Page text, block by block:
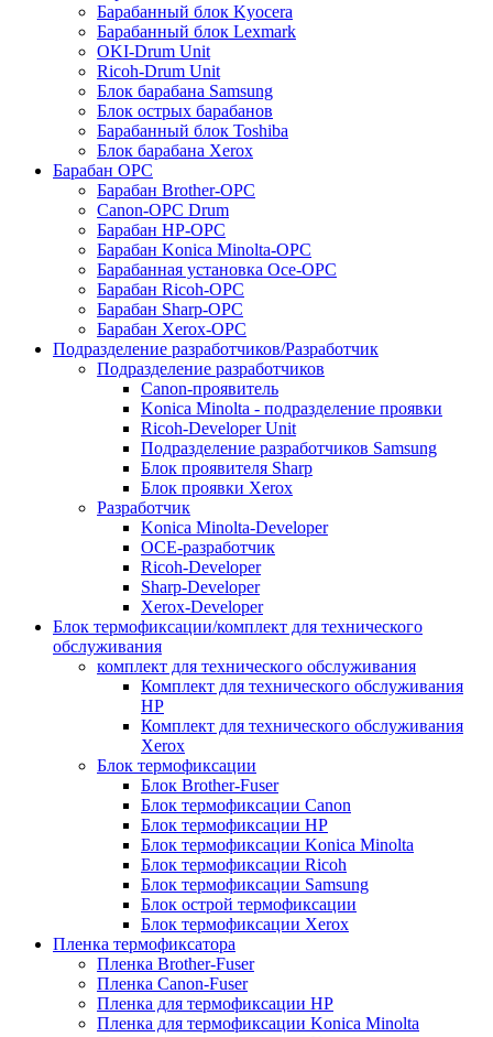
Барабанный блок Kyocera
Барабанный блок Lexmark
OKI-Drum Unit
Ricoh-Drum Unit
Блок барабана Samsung
Блок острых барабанов
Барабанный блок Toshiba
Блок барабана Xerox
Барабан OPC
Барабан Brother-OPC
Canon-OPC Drum
Барабан HP-OPC
Барабан Konica Minolta-OPC
Барабанная установка Oce-OPC
Барабан Ricoh-OPC
Барабан Sharp-OPC
Барабан Xerox-OPC
Подразделение разработчиков/Разработчик
Подразделение разработчиков
Canon-проявитель
Konica Minolta - подразделение проявки
Ricoh-Developer Unit
Подразделение разработчиков Samsung
Блок проявителя Sharp
Блок проявки Xerox
Разработчик
Konica Minolta-Developer
OCE-разработчик
Ricoh-Developer
Sharp-Developer
Xerox-Developer
Блок термофиксации/комплект для технического
обслуживания
комплект для технического обслуживания
Комплект для технического обслуживания
HP
Комплект для технического обслуживания
Xerox
Блок термофиксации
Блок Brother-Fuser
Блок термофиксации Canon
Блок термофиксации HP
Блок термофиксации Konica Minolta
Блок термофиксации Ricoh
Блок термофиксации Samsung
Блок острой термофиксации
Блок термофиксации Xerox
Пленка термофиксатора
Пленка Brother-Fuser
Пленка Canon-Fuser
Пленка для термофиксации HP
Пленка для термофиксации Konica Minolta